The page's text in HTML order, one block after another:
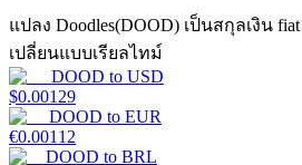
Launchpool
การเซ้งแบบยืดหยุ่นเพื่อรับโทเค
แปลง Doodles(DOOD) เป็นสกุลเงิน
เปลี่ยนแบบเรียลไทม์
DOOD to USD
$0.00129
DOOD to EUR
€0.00112
DOOD to BRL